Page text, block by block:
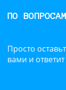
ПО
Просто
вами и